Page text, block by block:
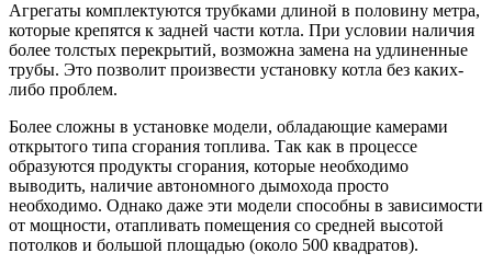
Агрегаты комплектуются трубками длиной в половину метра,
которые крепятся к задней части котла. При условии наличия
более толстых перекрытий, возможна замена на удлиненные
трубы. Это позволит произвести установку котла без каких-
либо проблем.
Более сложны в установке модели, обладающие камерами
открытого типа сгорания топлива. Так как в процессе
образуются продукты сгорания, которые необходимо
выводить, наличие автономного дымохода просто
необходимо. Однако даже эти модели способны в зависимости
от мощности, отапливать помещения со средней высотой
потолков и большой площадью (около 500 квадратов).